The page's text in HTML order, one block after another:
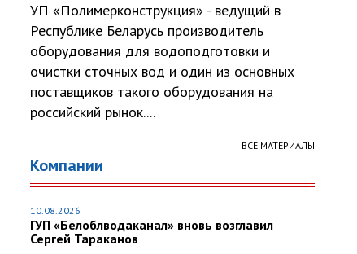
УП «Полимерконструкция» - ведущий в
Республике Беларусь производитель
оборудования для водоподготовки и
очистки сточных вод и один из основных
поставщиков такого оборудования на
российский рынок....
ВСЕ МАТЕРИАЛЫ
Компании
10.08.2026
ГУП «Белоблводаканал» вновь возглавил
Сергей Тараканов